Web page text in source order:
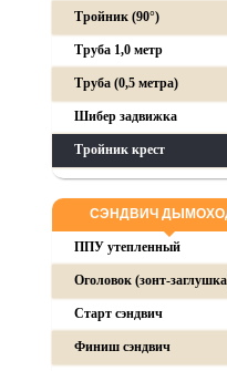
Тройник (90°)
Труба 1,0 метр
Труба (0,5 метра)
Шибер задвижка
Тройник крест
СЭНДВИЧ
ППУ утепленный
Оголовок (зонт-
Старт сэндвич
Финиш сэндвич